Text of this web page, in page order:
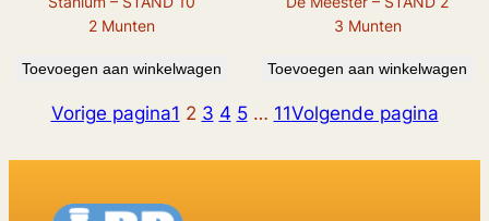
2 Munten
Toevoegen aan winkelwagen
3 Munten
Toevoegen aan winkelwagen
Vorige pagina1 2 3 4 5 … 11Volgende pagina